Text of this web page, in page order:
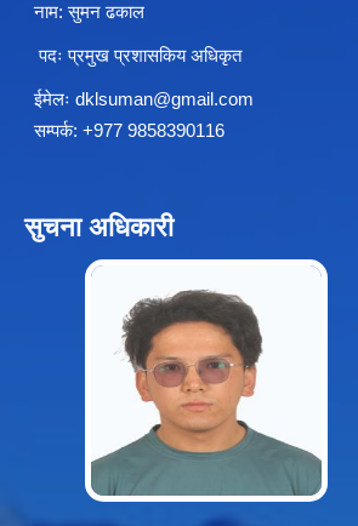
नाम: सुमन ढकाल
पदः प्रमुख प्रशासकिय अधिकृत
ईमेलः dklsuman@gmail.com
सम्पर्क: +977 9858390116
सुचना अधिकारी